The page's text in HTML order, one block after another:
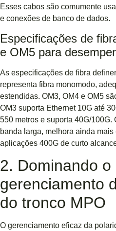
Esses cabos são comumente
e conexões de banco de dados.
Especificações de
e OM5 para
As especificações de fibra
representa fibra monomodo,
estendidas. OM3, OM4 e OM5
OM3 suporta Ethernet 10G até
550 metros e suporta 40G/100G.
banda larga, melhora ainda
aplicações 400G de curto
2. Dominando o
gerenciamento
do tronco MPO
O gerenciamento eficaz da